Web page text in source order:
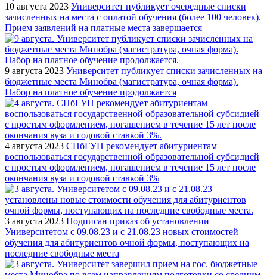
10 августа 2023 Университет публикует очередные списки
зачисленных на места с оплатой обучения (более 100 человек).
Прием заявлений на платные места завершается
9 августа 2023 Университет публикует списки зачисленных на
бюджетные места Минобра (магистратура, очная форма).
Набор на платное обучение продолжается
4 августа 2023 СПбГУП рекомендует абитуриентам
воспользоваться государственной образовательной субсидией
с простым оформлением, погашением в течение 15 лет после
окончания вуза и годовой ставкой 3%
3 августа 2023 Подписан приказ об установлении
Университетом с 09.08.23 и с 21.08.23 новых стоимостей
обучения для абитуриентов очной формы, поступающих на
последние свободные места